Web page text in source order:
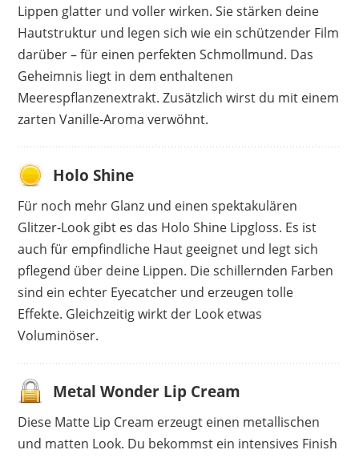
Lippen glatter und voller wirken. Sie stärken deine
Hautstruktur und legen sich wie ein schützender Film
darüber – für einen perfekten Schmollmund. Das
Geheimnis liegt in dem enthaltenen
Meerespflanzenextrakt. Zusätzlich wirst du mit einem
zarten Vanille-Aroma verwöhnt.
Holo Shine
Für noch mehr Glanz und einen spektakulären
Glitzer-Look gibt es das Holo Shine Lipgloss. Es ist
auch für empfindliche Haut geeignet und legt sich
pflegend über deine Lippen. Die schillernden Farben
sind ein echter Eyecatcher und erzeugen tolle
Effekte. Gleichzeitig wirkt der Look etwas
Voluminöser.
Metal Wonder Lip Cream
Diese Matte Lip Cream erzeugt einen metallischen
und matten Look. Du bekommst ein intensives Finish